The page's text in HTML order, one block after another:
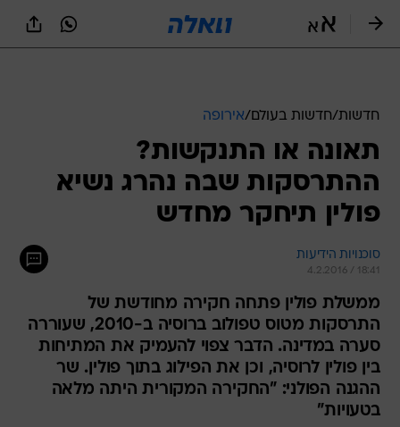
חדשות/חדשות בעולם /אירופה
תאונה או התנקשות?
ההתרסקות שבה נהרג נשיא
פולין תיחקר מחדש
סוכנויות הידיעות
4.2.2016 / 18:41
ממשלת פולין פתחה חקירה מחודשת של
התרסקות מטוס טפולוב ברוסיה ב-2010, שעוררה
סערה במדינה. הדבר צפוי להעמיק את המתיחות
בין פולין לרוסיה, וכן את הפילוג בתוך פולין. שר
ההגנה הפולני: "החקירה המקורית היתה מלאה
בטעויות"